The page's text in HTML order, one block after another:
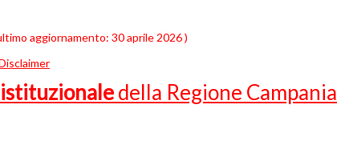
aggiornamento: 30 aprile 2026 )
della Regione Campania